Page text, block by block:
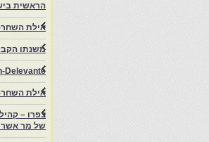
הראשית
אילת
משנתו
Delevante.
אילת
של מר אשר